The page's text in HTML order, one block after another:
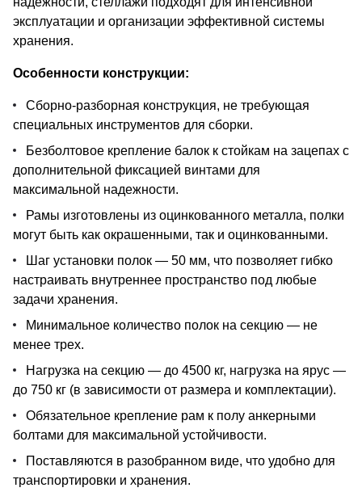
эксплуатации и организации эффективной системы
хранения.
Особенности конструкции:
Сборно-разборная конструкция, не требующая
специальных инструментов для сборки.
Безболтовое крепление балок к стойкам на зацепах с
дополнительной фиксацией винтами для
максимальной надежности.
Рамы изготовлены из оцинкованного металла, полки
могут быть как окрашенными, так и оцинкованными.
Шаг установки полок — 50 мм, что позволяет гибко
настраивать внутреннее пространство под любые
задачи хранения.
Минимальное количество полок на секцию — не
менее трех.
Нагрузка на секцию — до 4500 кг, нагрузка на ярус —
до 750 кг (в зависимости от размера и комплектации).
Обязательное крепление рам к полу анкерными
болтами для максимальной устойчивости.
Поставляются в разобранном виде, что удобно для
транспортировки и хранения.